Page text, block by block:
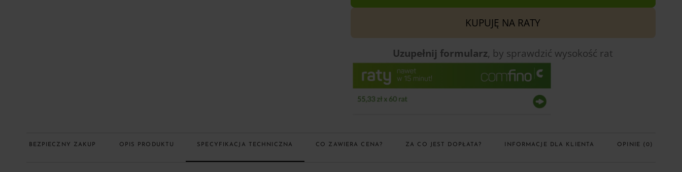
KUPUJĘ NA RATY
Uzupełnij formularz, by sprawdzić wysokość rat
BEZPIECZNY ZAKUP OPIS PRODUKTU SPECYFIKACJA TECHNICZNA CO ZAWIERA CENA? ZA CO JEST DOPŁATA? INFORMACJE DLA KLIENTA OPINIE (0)